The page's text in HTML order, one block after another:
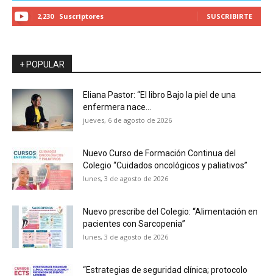
2,230 Suscriptores SUSCRIBIRTE
+ POPULAR
Eliana Pastor: “El libro Bajo la piel de una
enfermera nace...
jueves, 6 de agosto de 2026
Nuevo Curso de Formación Continua del
Colegio “Cuidados oncológicos y paliativos”
lunes, 3 de agosto de 2026
Nuevo prescribe del Colegio: “Alimentación en
pacientes con Sarcopenia”
lunes, 3 de agosto de 2026
“Estrategias de seguridad clínica; protocolo